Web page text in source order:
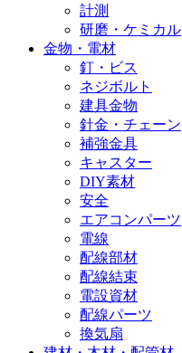
計測
研磨・ケミカル
金物・電材
釘・ビス
ネジボルト
建具金物
針金・チェーン
補強金具
キャスター
DIY素材
安全
エアコンパーツ
電線
配線部材
配線結束
電設資材
配線パーツ
換気扇